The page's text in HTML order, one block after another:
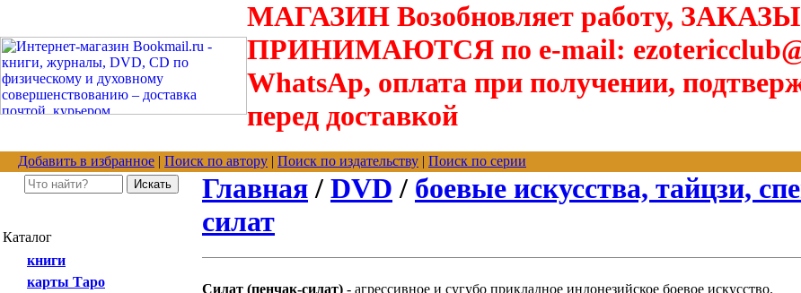
МАГАЗИН Возобновляет работу, ЗАКАЗЫ
ПРИНИМАЮТСЯ по e-mail:
WhatsAp, оплата при получении,
перед доставкой
Добавить в избранное | Поиск по автору | Поиск по издательству | Поиск по серии
Каталог
книги
карты Таро
Главная / DVD / боевые искусства, тайцзи,
силат
Силат (пенчак-силат) - агрессивное и сугубо прикладное индонезийское боевое искусство.